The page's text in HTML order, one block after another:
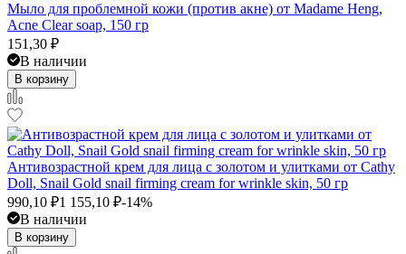
Мыло для проблемной кожи (против акне) от Madame Heng,
Acne Clear soap, 150 гр
151,30 ₽
В наличии
В корзину
Антивозрастной крем для лица с золотом и улитками от Cathy
Doll, Snail Gold snail firming cream for wrinkle skin, 50 гр
990,10 ₽1 155,10 ₽-14%
В наличии
В корзину